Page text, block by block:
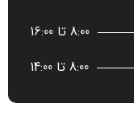
8:00 تا 16:00
8:00 تا 14:00